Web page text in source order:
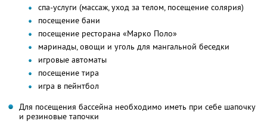
спа-услуги (массаж, уход за телом, посещение солярия)
посещение бани
посещение ресторана «Марко Поло»
маринады, овощи и уголь для мангальной беседки
игровые автоматы
посещение тира
игра в пейнтбол
Для посещения бассейна необходимо иметь при себе шапочку
и резиновые тапочки